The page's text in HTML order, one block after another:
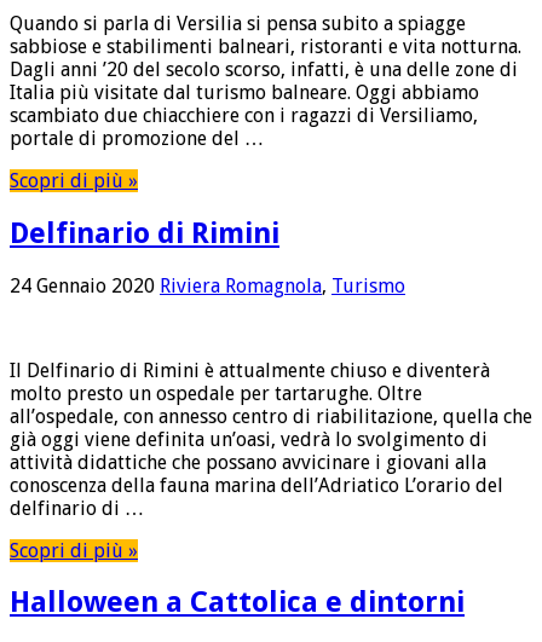
Quando si parla di Versilia si pensa subito a spiagge
sabbiose e stabilimenti balneari, ristoranti e vita notturna.
Dagli anni ’20 del secolo scorso, infatti, è una delle zone di
Italia più visitate dal turismo balneare. Oggi abbiamo
scambiato due chiacchiere con i ragazzi di Versiliamo,
portale di promozione del …
Scopri di più »
Delfinario di Rimini
24 Gennaio 2020 Riviera Romagnola, Turismo
Il Delfinario di Rimini è attualmente chiuso e diventerà
molto presto un ospedale per tartarughe. Oltre
all’ospedale, con annesso centro di riabilitazione, quella che
già oggi viene definita un’oasi, vedrà lo svolgimento di
attività didattiche che possano avvicinare i giovani alla
conoscenza della fauna marina dell’Adriatico L’orario del
delfinario di …
Scopri di più »
Halloween a Cattolica e dintorni